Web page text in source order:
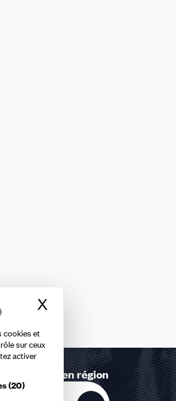
cookies et
sur ceux
activer
(20)
X
nous en région